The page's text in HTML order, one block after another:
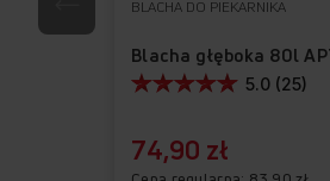
74,90 zł
BLACHA DO PIEKARNIKA
Blacha głęboka 80l
5.0 (25)